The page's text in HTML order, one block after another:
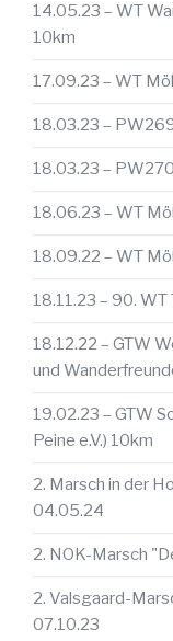
14.05.23 – WT
10km
17.09.23 – WT
18.03.23 –
18.03.23 –
18.06.23 – WT
18.09.22 – WT
18.11.23 – 90. WT
18.12.22 – GTW
und
19.02.23 – GTW
Peine e.V.) 10km
2. Marsch in der
04.05.24
2. NOK-Marsch
2. Valsgaard-
07.10.23